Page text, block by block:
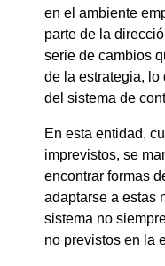
en el ambiente
parte de la
serie de cambios
de la estrategia, lo
del sistema de
En esta entidad,
imprevistos, se
encontrar formas
adaptarse a estas
sistema no
no previstos en la